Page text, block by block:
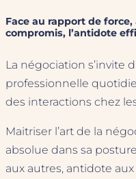
Face au rapport de
compromis, l’antidote
La négociation s’invite
professionnelle
des interactions chez
Maitriser l’art de la
absolue dans sa
aux autres, antidote